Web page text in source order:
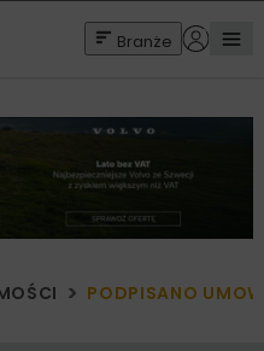
Branże
PODPISANO